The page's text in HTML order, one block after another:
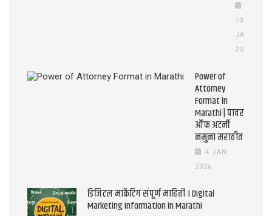
10
JAN
2026
Power of
Attorney
Format in
Marathi | पावर
ऑफ अटर्नी
नमुना मराठीत
4 JAN
2026
डिजिटल मार्केटिंग संपूर्ण माहिती । Digital
Marketing Information in Marathi